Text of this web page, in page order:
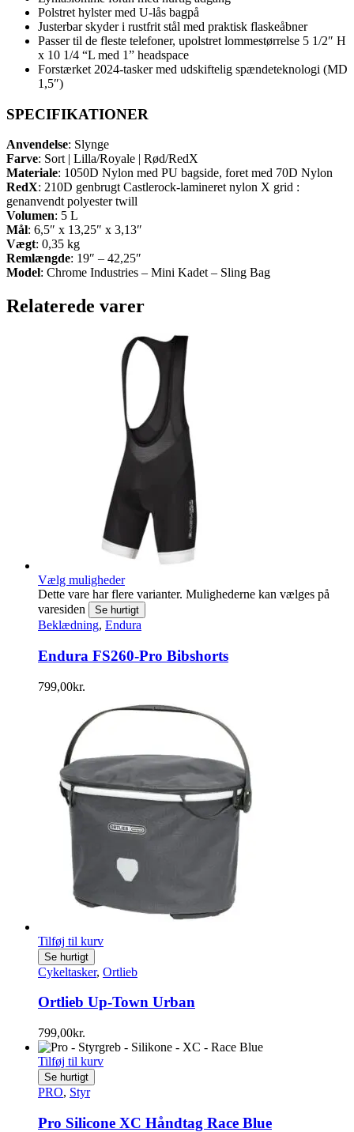
Polstret hylster med U-lås bagpå
Justerbar skyder i rustfrit stål med praktisk flaskeåbner
Passer til de fleste telefoner, upolstret lommestørrelse 5 1/2″ H
x 10 1/4 “L med 1” headspace
Forstærket 2024-tasker med udskiftelig spændeteknologi (MD
1,5″)
SPECIFIKATIONER
Anvendelse: Slynge
Farve: Sort | Lilla/Royale | Rød/RedX
Materiale: 1050D Nylon med PU bagside, foret med 70D Nylon
RedX: 210D genbrugt Castlerock-lamineret nylon X grid :
genanvendt polyester twill
Volumen: 5 L
Mål: 6,5″ x 13,25″ x 3,13″
Vægt: 0,35 kg
Remlængde: 19″ – 42,25″
Model: Chrome Industries – Mini Kadet – Sling Bag
Relaterede varer
Vælg muligheder
Dette vare har flere varianter. Mulighederne kan vælges på
varesiden
Se hurtigt
Beklædning, Endura
Endura FS260-Pro Bibshorts
799,00kr.
Tilføj til kurv
Se hurtigt
Cykeltasker, Ortlieb
Ortlieb Up-Town Urban
799,00kr.
Tilføj til kurv
Se hurtigt
PRO, Styr
Pro Silicone XC Håndtag Race Blue